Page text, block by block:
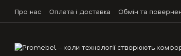
Про нас Оплата і доставка Обмін та